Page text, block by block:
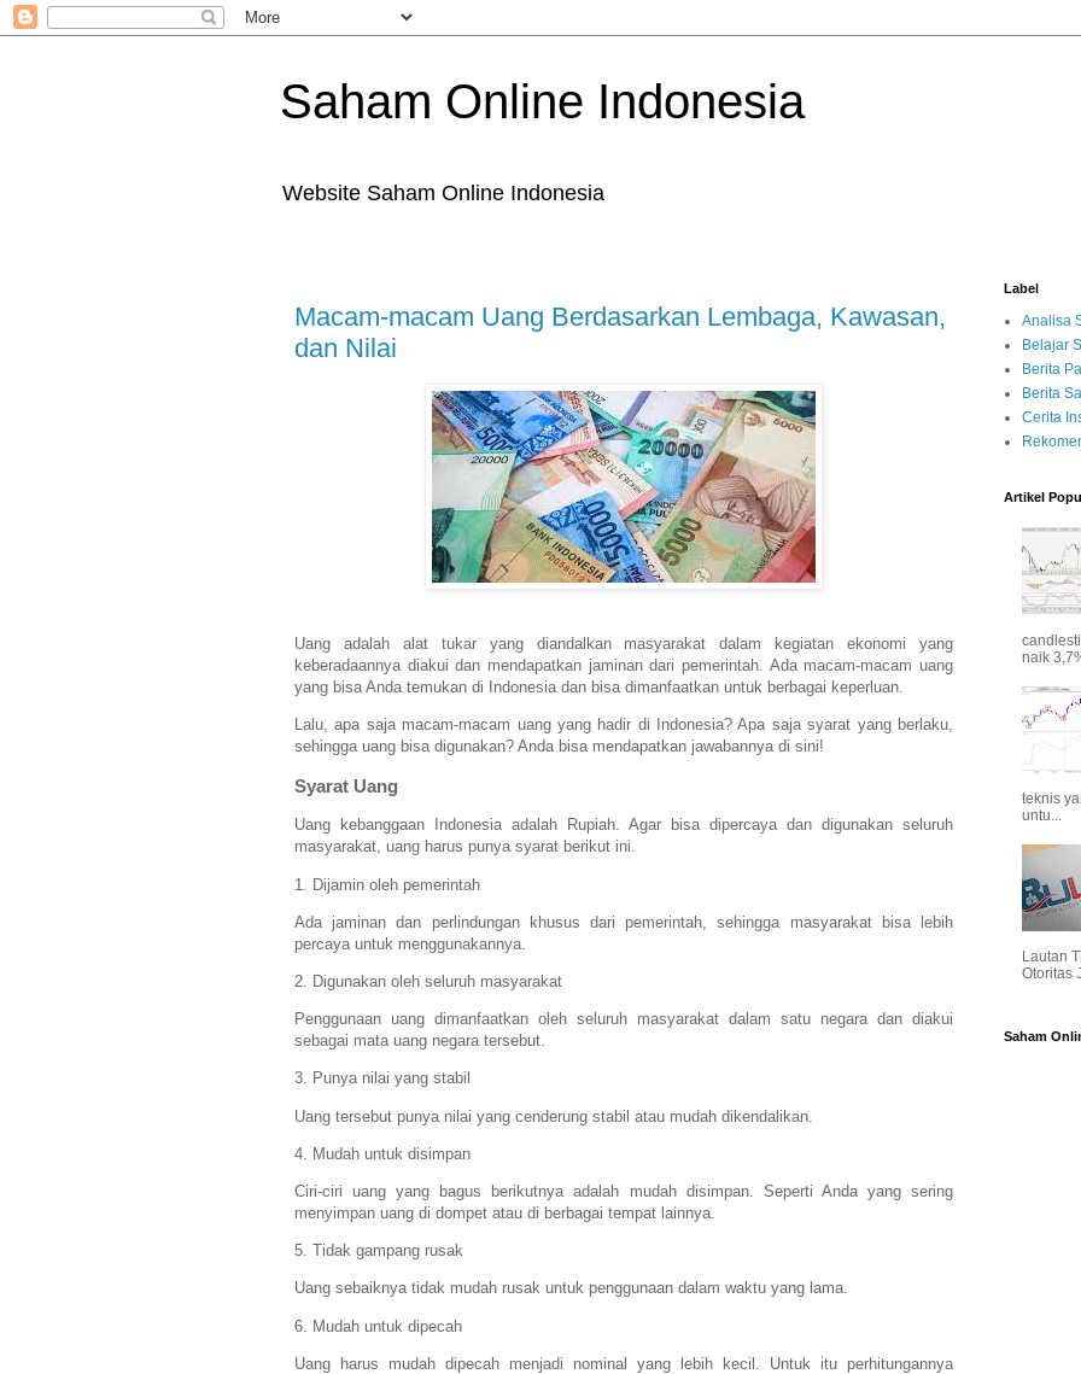
Saham Online Indonesia
Website Saham Online Indonesia
Macam-macam Uang Berdasarkan Lembaga, Kawasan,
dan Nilai
Uang adalah alat tukar yang diandalkan masyarakat dalam kegiatan ekonomi yang
keberadaannya diakui dan mendapatkan jaminan dari pemerintah. Ada macam-macam uang
yang bisa Anda temukan di Indonesia dan bisa dimanfaatkan untuk berbagai keperluan.
Lalu, apa saja macam-macam uang yang hadir di Indonesia? Apa saja syarat yang berlaku,
sehingga uang bisa digunakan? Anda bisa mendapatkan jawabannya di sini!
Syarat Uang
Uang kebanggaan Indonesia adalah Rupiah. Agar bisa dipercaya dan digunakan seluruh
masyarakat, uang harus punya syarat berikut ini.
1. Dijamin oleh pemerintah
Ada jaminan dan perlindungan khusus dari pemerintah, sehingga masyarakat bisa lebih
percaya untuk menggunakannya.
2. Digunakan oleh seluruh masyarakat
Penggunaan uang dimanfaatkan oleh seluruh masyarakat dalam satu negara dan diakui
sebagai mata uang negara tersebut.
3. Punya nilai yang stabil
Uang tersebut punya nilai yang cenderung stabil atau mudah dikendalikan.
4. Mudah untuk disimpan
Ciri-ciri uang yang bagus berikutnya adalah mudah disimpan. Seperti Anda yang sering
menyimpan uang di dompet atau di berbagai tempat lainnya.
5. Tidak gampang rusak
Uang sebaiknya tidak mudah rusak untuk penggunaan dalam waktu yang lama.
6. Mudah untuk dipecah
Uang harus mudah dipecah menjadi nominal yang lebih kecil. Untuk itu perhitungannya
Label
Analisa
Belajar
Berita
Berita
Cerita
Artikel
naik
teknis
untu...
Lautan
Otoritas
Saham